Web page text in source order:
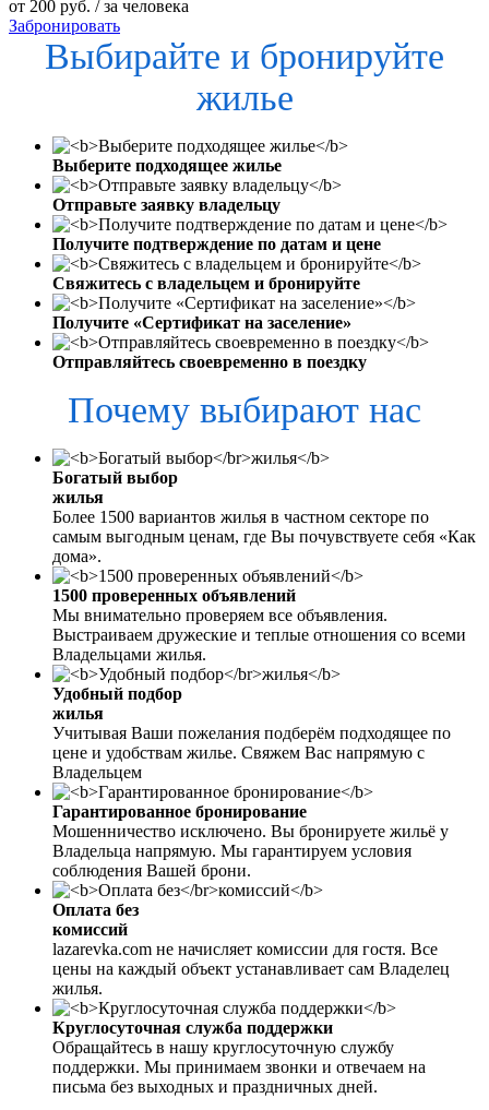
от 200 руб. / за человека
Забронировать
Выбирайте и бронируйте
жилье
Выберите подходящее жилье
Отправьте заявку владельцу
Получите подтверждение по датам и цене
Свяжитесь с владельцем и бронируйте
Получите «Сертификат на заселение»
Отправляйтесь своевременно в поездку
Почему выбирают нас
Богатый выбор
жилья
Более 1500 вариантов жилья в частном секторе по
самым выгодным ценам, где Вы почувствуете себя «Как
дома».
1500 проверенных объявлений
Мы внимательно проверяем все объявления.
Выстраиваем дружеские и теплые отношения со всеми
Владельцами жилья.
Удобный подбор
жилья
Учитывая Ваши пожелания подберём подходящее по
цене и удобствам жилье. Свяжем Вас напрямую с
Владельцем
Гарантированное бронирование
Мошенничество исключено. Вы бронируете жильё у
Владельца напрямую. Мы гарантируем условия
соблюдения Вашей брони.
Оплата без
комиссий
lazarevka.com не начисляет комиссии для гостя. Все
цены на каждый объект устанавливает сам Владелец
жилья.
Круглосуточная служба поддержки
Обращайтесь в нашу круглосуточную службу
поддержки. Мы принимаем звонки и отвечаем на
письма без выходных и праздничных дней.